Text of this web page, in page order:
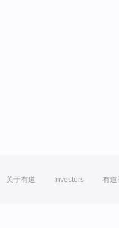
关于有道 Investors 有道